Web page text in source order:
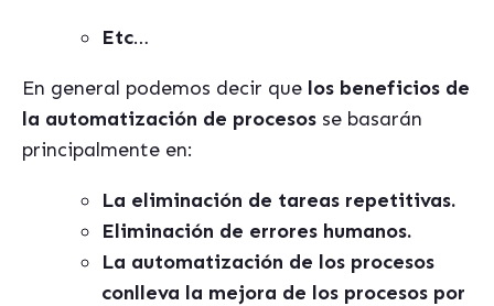
Etc…
En general podemos decir que los beneficios de
la automatización de procesos se basarán
principalmente en:
La eliminación de tareas repetitivas.
Eliminación de errores humanos.
La automatización de los procesos
conlleva la mejora de los procesos por